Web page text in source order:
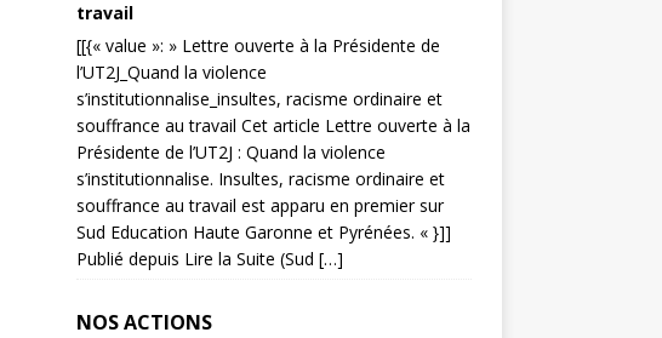
travail
[[{« value »: » Lettre ouverte à la Présidente de
l’UT2J_Quand la violence
s’institutionnalise_insultes, racisme ordinaire et
souffrance au travail Cet article Lettre ouverte à la
Présidente de l’UT2J : Quand la violence
s’institutionnalise. Insultes, racisme ordinaire et
souffrance au travail est apparu en premier sur
Sud Education Haute Garonne et Pyrénées. « }]]
Publié depuis Lire la Suite (Sud […]
NOS ACTIONS